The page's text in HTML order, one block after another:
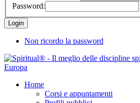
Password:
Non ricordo la password
Home
Corsi e appuntamenti